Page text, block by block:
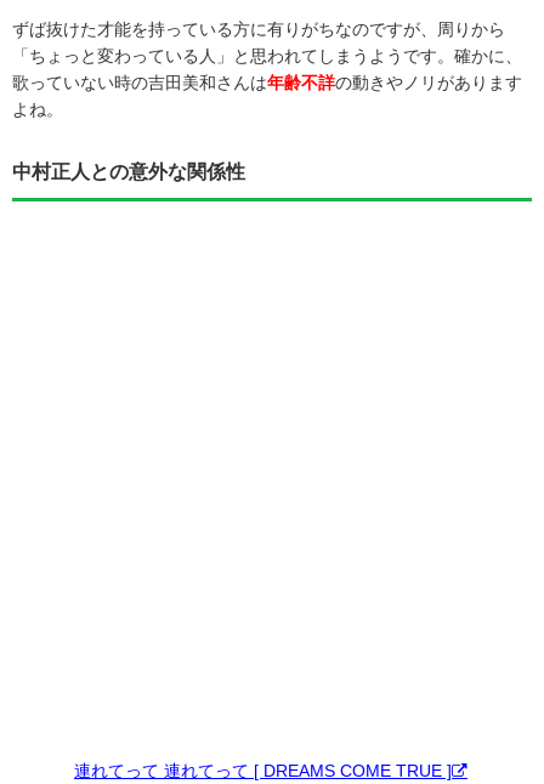
ずば抜けた才能を持っている方に有りがちなのですが、周りから
「ちょっと変わっている人」と思われてしまうようです。確かに、
歌っていない時の吉田美和さんは年齢不詳の動きやノリがあります
よね。
中村正人との意外な関係性
連れてって 連れてって [ DREAMS COME TRUE ]